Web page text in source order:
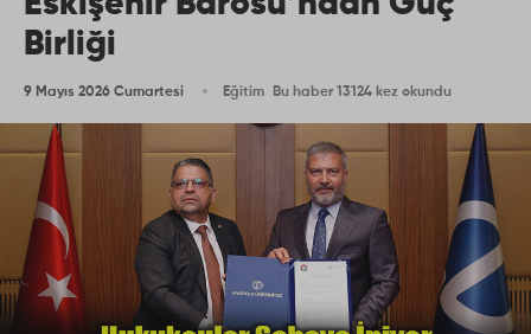
Birliği
9 Mayıs 2026 Cumartesi Eğitim Bu haber 13124 kez okundu